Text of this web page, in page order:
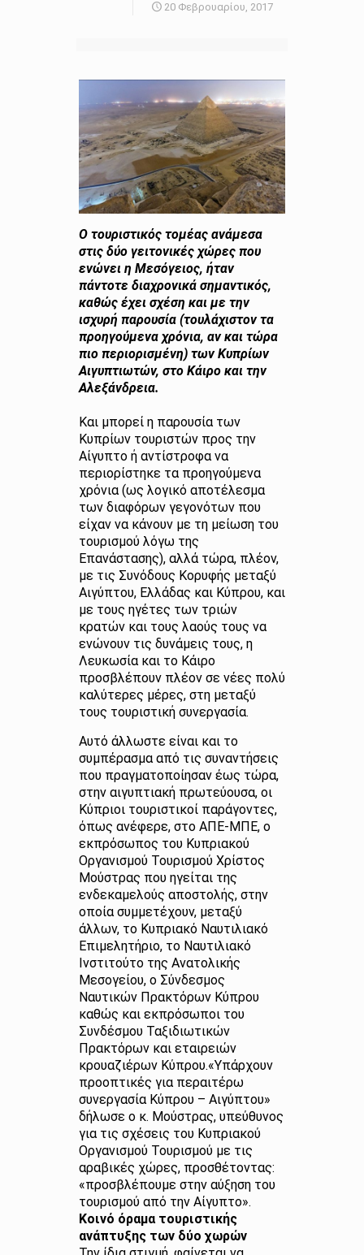
20 Φεβρουαρίου, 2017
Ο τουριστικός τομέας ανάμεσα
στις δύο γειτονικές χώρες που
ενώνει η Μεσόγειος, ήταν
πάντοτε διαχρονικά σημαντικός,
καθώς έχει σχέση και με την
ισχυρή παρουσία (τουλάχιστον τα
προηγούμενα χρόνια, αν και τώρα
πιο περιορισμένη) των Κυπρίων
Αιγυπτιωτών, στο Κάιρο και την
Αλεξάνδρεια.
Και μπορεί η παρουσία των
Κυπρίων τουριστών προς την
Αίγυπτο ή αντίστροφα να
περιορίστηκε τα προηγούμενα
χρόνια (ως λογικό αποτέλεσμα
των διαφόρων γεγονότων που
είχαν να κάνουν με τη μείωση του
τουρισμού λόγω της
Επανάστασης), αλλά τώρα, πλέον,
με τις Συνόδους Κορυφής μεταξύ
Αιγύπτου, Ελλάδας και Κύπρου, και
με τους ηγέτες των τριών
κρατών και τους λαούς τους να
ενώνουν τις δυνάμεις τους, η
Λευκωσία και το Κάιρο
προσβλέπουν πλέον σε νέες πολύ
καλύτερες μέρες, στη μεταξύ
τους τουριστική συνεργασία.
Αυτό άλλωστε είναι και το
συμπέρασμα από τις συναντήσεις
που πραγματοποίησαν έως τώρα,
στην αιγυπτιακή πρωτεύουσα, οι
Κύπριοι τουριστικοί παράγοντες,
όπως ανέφερε, στο ΑΠΕ-ΜΠΕ, ο
εκπρόσωπος του Κυπριακού
Οργανισμού Τουρισμού Χρίστος
Μούστρας που ηγείται της
ενδεκαμελούς αποστολής, στην
οποία συμμετέχουν, μεταξύ
άλλων, το Κυπριακό Ναυτιλιακό
Επιμελητήριο, το Ναυτιλιακό
Ινστιτούτο της Ανατολικής
Μεσογείου, ο Σύνδεσμος
Ναυτικών Πρακτόρων Κύπρου
καθώς και εκπρόσωποι του
Συνδέσμου Ταξιδιωτικών
Πρακτόρων και εταιρειών
κρουαζιέρων Κύπρου.«Υπάρχουν
προοπτικές για περαιτέρω
συνεργασία Κύπρου – Αιγύπτου»
δήλωσε ο κ. Μούστρας, υπεύθυνος
για τις σχέσεις του Κυπριακού
Οργανισμού Τουρισμού με τις
αραβικές χώρες, προσθέτοντας:
«προσβλέπουμε στην αύξηση του
τουρισμού από την Αίγυπτο».
Κοινό όραμα τουριστικής
ανάπτυξης των δύο χωρών